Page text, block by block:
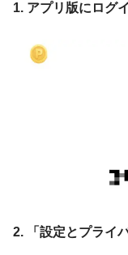
1. アプリ版にログ
2. 「設定とプライ